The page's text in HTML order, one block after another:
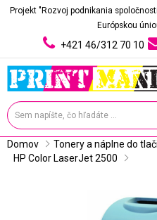
Projekt "Rozvoj podnikania
Európskou
+421 46/312 70 10
Domov Tonery a náplne do
HP Color LaserJet 2500